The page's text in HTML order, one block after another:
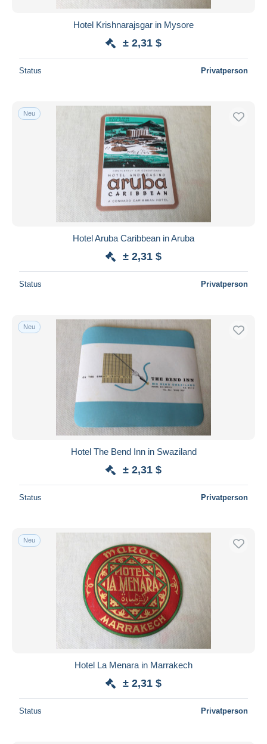
Hotel Krishnarajsgar in Mysore
± 2,31 $
Status Privatperson
Neu
Hotel Aruba Caribbean in Aruba
± 2,31 $
Status Privatperson
Neu
Hotel The Bend Inn in Swaziland
± 2,31 $
Status Privatperson
Neu
Hotel La Menara in Marrakech
± 2,31 $
Status Privatperson